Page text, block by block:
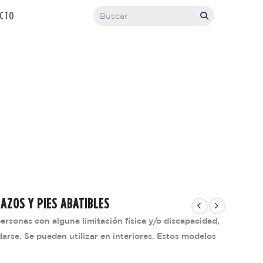
Y PIES ABATIBLES
con alguna limitación física y/o discapacidad,
Se pueden utilizar en interiores. Estos modelos